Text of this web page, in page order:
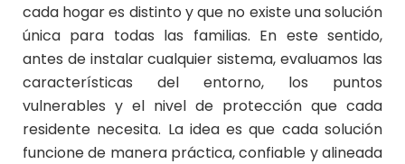
cada hogar es distinto y que no existe una solución
única para todas las familias. En este sentido,
antes de instalar cualquier sistema, evaluamos las
características del entorno, los puntos
vulnerables y el nivel de protección que cada
residente necesita. La idea es que cada solución
funcione de manera práctica, confiable y alineada